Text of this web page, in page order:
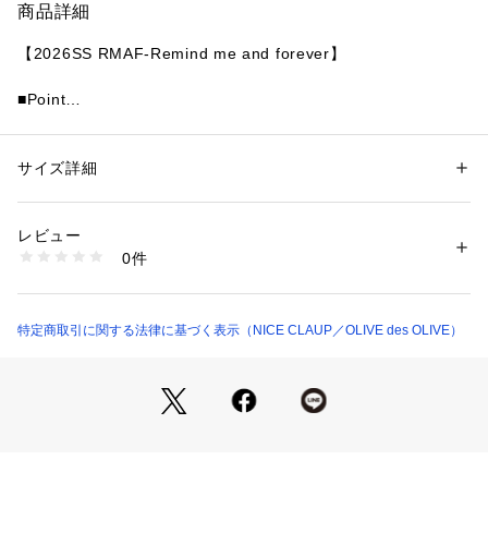
商品詳細
【2026SS RMAF-Remind me and forever】
■Point
・シンプルなデザインでどんなコーデにも合わせやすい
・カーゴパンツやデニムパンツでカジュアルストリートなテイ
・「?お気に入りに追加」で再入荷・ラスト１点・値下げなど
の通知を受け取ることができます。
性別：レディース
素材：甲材:合成皮革 底材:合成底
商品番号：
5061130040 （ショップ）
サイズ詳細
レビュー
0件
特定商取引に関する法律に基づく表示（NICE CLAUP／OLIVE des OLIVE）